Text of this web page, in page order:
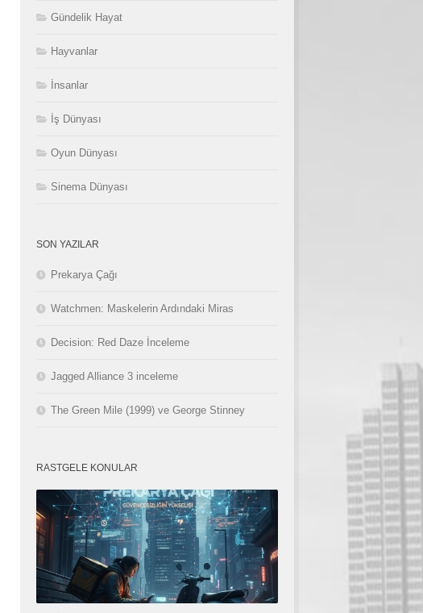
Gündelik Hayat
Hayvanlar
İnsanlar
İş Dünyası
Oyun Dünyası
Sinema Dünyası
SON YAZILAR
Prekarya Çağı
Watchmen: Maskelerin Ardındaki Miras
Decision: Red Daze İnceleme
Jagged Alliance 3 inceleme
The Green Mile (1999) ve George Stinney
RASTGELE KONULAR